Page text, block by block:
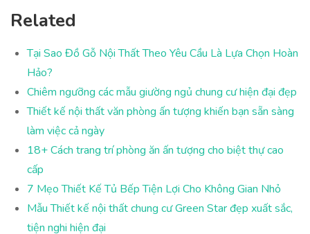
Related
Tại Sao Đồ Gỗ Nội Thất Theo Yêu Cầu Là Lựa Chọn Hoàn
Hảo?
Chiêm ngưỡng các mẫu giường ngủ chung cư hiện đại đẹp
Thiết kế nội thất văn phòng ấn tượng khiến bạn sẵn sàng
làm việc cả ngày
18+ Cách trang trí phòng ăn ấn tượng cho biệt thự cao
cấp
7 Mẹo Thiết Kế Tủ Bếp Tiện Lợi Cho Không Gian Nhỏ
Mẫu Thiết kế nội thất chung cư Green Star đẹp xuất sắc,
tiện nghi hiện đại